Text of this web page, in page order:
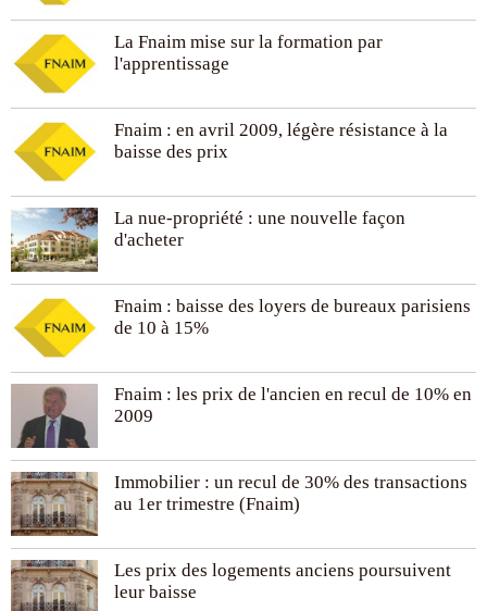
La Fnaim mise sur la formation par
l'apprentissage
Fnaim : en avril 2009, légère résistance à la
baisse des prix
La nue-propriété : une nouvelle façon
d'acheter
Fnaim : baisse des loyers de bureaux parisiens
de 10 à 15%
Fnaim : les prix de l'ancien en recul de 10% en
2009
Immobilier : un recul de 30% des transactions
au 1er trimestre (Fnaim)
Les prix des logements anciens poursuivent
leur baisse